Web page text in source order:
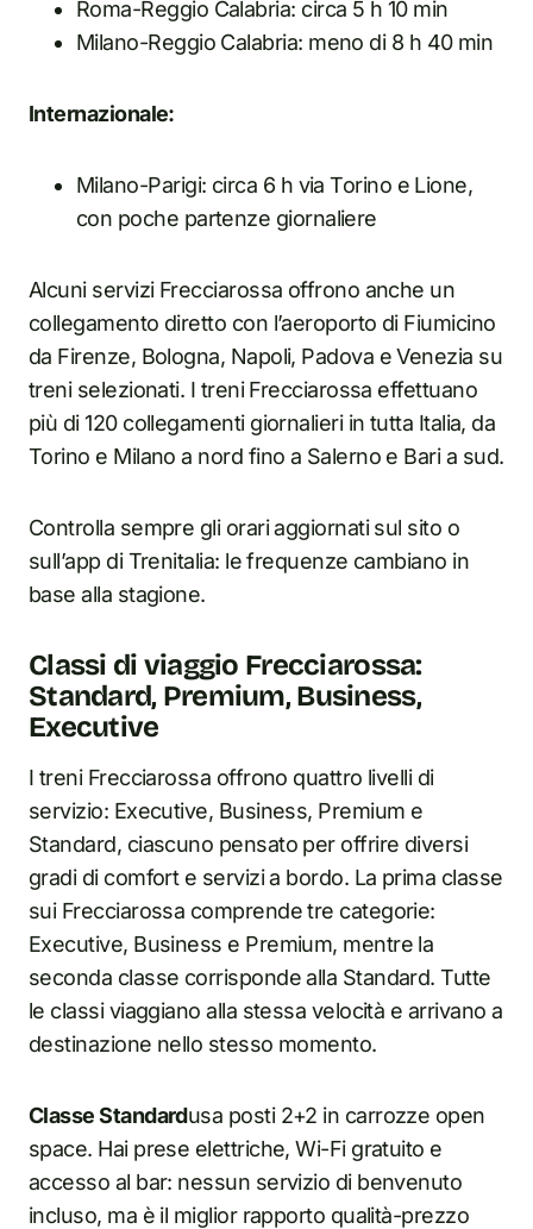
Roma-Reggio Calabria: circa 5 h 10 min
Milano-Reggio Calabria: meno di 8 h 40 min
Internazionale:
Milano-Parigi: circa 6 h via Torino e Lione,
con poche partenze giornaliere
Alcuni servizi Frecciarossa offrono anche un
collegamento diretto con l’aeroporto di Fiumicino
da Firenze, Bologna, Napoli, Padova e Venezia su
treni selezionati. I treni Frecciarossa effettuano
più di 120 collegamenti giornalieri in tutta Italia, da
Torino e Milano a nord fino a Salerno e Bari a sud.
Controlla sempre gli orari aggiornati sul sito o
sull’app di Trenitalia: le frequenze cambiano in
base alla stagione.
Classi di viaggio Frecciarossa:
Standard, Premium, Business,
Executive
I treni Frecciarossa offrono quattro livelli di
servizio: Executive, Business, Premium e
Standard, ciascuno pensato per offrire diversi
gradi di comfort e servizi a bordo. La prima classe
sui Frecciarossa comprende tre categorie:
Executive, Business e Premium, mentre la
seconda classe corrisponde alla Standard. Tutte
le classi viaggiano alla stessa velocità e arrivano a
destinazione nello stesso momento.
Classe Standardusa posti 2+2 in carrozze open
space. Hai prese elettriche, Wi-Fi gratuito e
accesso al bar: nessun servizio di benvenuto
incluso, ma è il miglior rapporto qualità-prezzo